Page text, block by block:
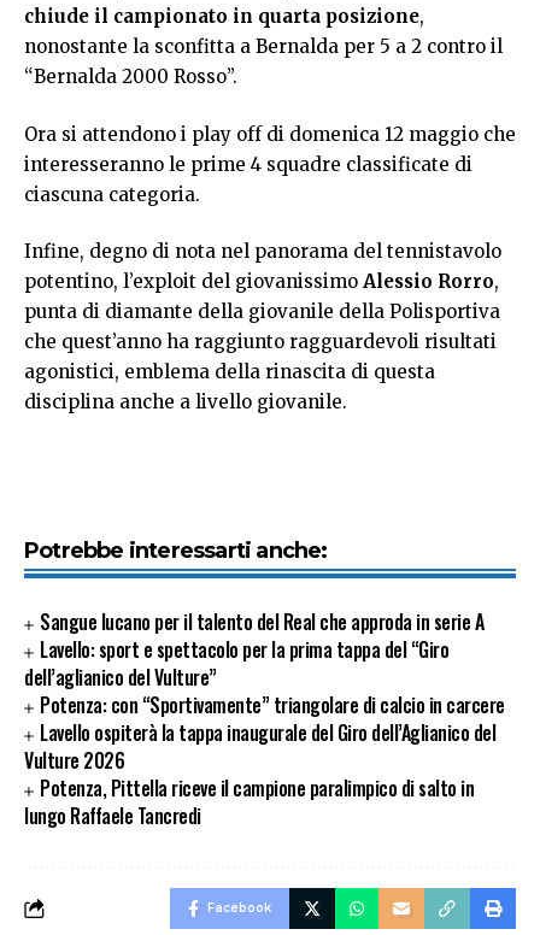
chiude il campionato in quarta posizione,
nonostante la sconfitta a Bernalda per 5 a 2 contro il
“Bernalda 2000 Rosso”.
Ora si attendono i play off di domenica 12 maggio che
interesseranno le prime 4 squadre classificate di
ciascuna categoria.
Infine, degno di nota nel panorama del tennistavolo
potentino, l’exploit del giovanissimo Alessio Rorro,
punta di diamante della giovanile della Polisportiva
che quest’anno ha raggiunto ragguardevoli risultati
agonistici, emblema della rinascita di questa
disciplina anche a livello giovanile.
Potrebbe interessarti anche:
Sangue lucano per il talento del Real che approda in serie A
Lavello: sport e spettacolo per la prima tappa del “Giro
dell’aglianico del Vulture”
Potenza: con “Sportivamente” triangolare di calcio in carcere
Lavello ospiterà la tappa inaugurale del Giro dell’Aglianico del
Vulture 2026
Potenza, Pittella riceve il campione paralimpico di salto in
lungo Raffaele Tancredi
Facebook